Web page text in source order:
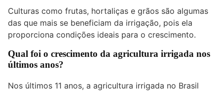
Culturas como frutas, hortaliças e grãos são algumas
das que mais se beneficiam da irrigação, pois ela
proporciona condições ideais para o crescimento.
Qual foi o crescimento da agricultura irrigada nos
últimos anos?
Nos últimos 11 anos, a agricultura irrigada no Brasil